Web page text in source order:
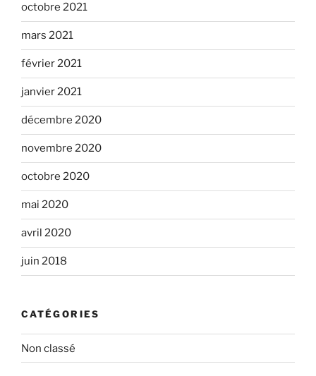
octobre 2021
mars 2021
février 2021
janvier 2021
décembre 2020
novembre 2020
octobre 2020
mai 2020
avril 2020
juin 2018
CATÉGORIES
Non classé